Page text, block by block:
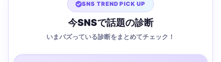
SNS TREND PICK UP
今SNSで話題の診断
いまバズっている診断をまとめてチェック！